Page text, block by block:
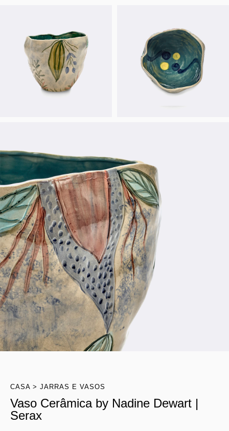
CASA JARRAS E VASOS
Vaso Cerâmica by Nadine Dewart |
Serax